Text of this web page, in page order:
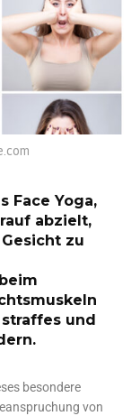
Face Yoga,
abzielt,
zu
und
besondere
von